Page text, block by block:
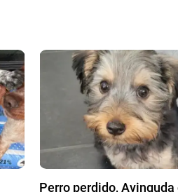
Perro perdido, Avinguda